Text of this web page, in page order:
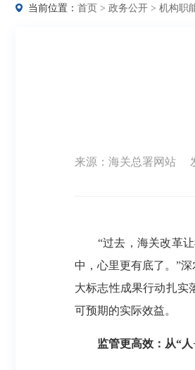
当前位置： 首页 > 政务公开 > 机构职
来源：海关总署网站
“过去，海关改革让
中，心里更有底了。”
大标志性成果行动扎实
可预期的实际效益。
监管更高效：从“